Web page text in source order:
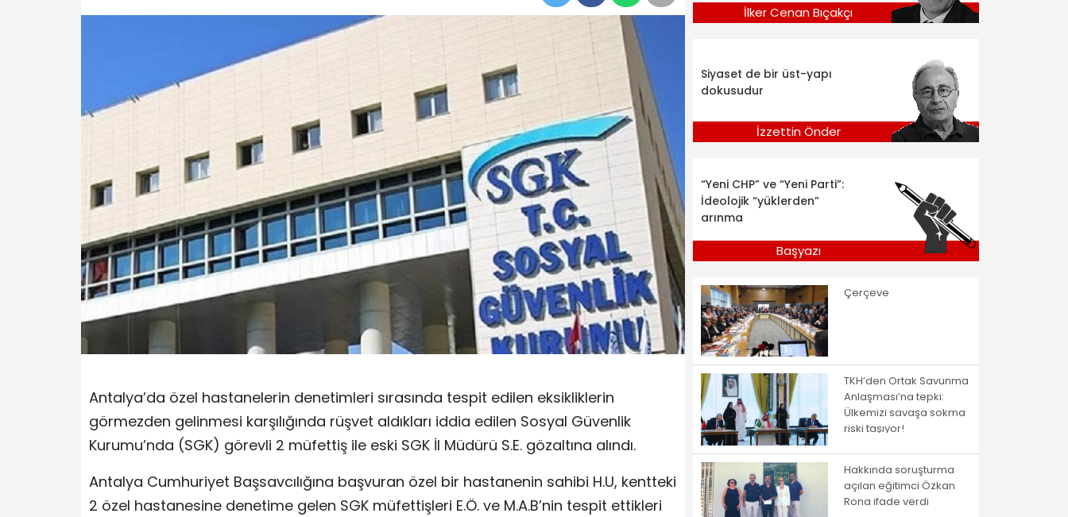
Antalya’da özel hastanelerin denetimleri sırasında tespit edilen eksikliklerin
görmezden gelinmesi karşılığında rüşvet aldıkları iddia edilen Sosyal Güvenlik
Kurumu’nda (SGK) görevli 2 müfettiş ile eski SGK İl Müdürü S.E. gözaltına alındı.
Antalya Cumhuriyet Başsavcılığına başvuran özel bir hastanenin sahibi H.U, kentteki
2 özel hastanesine denetime gelen SGK müfettişleri E.Ö. ve M.A.B’nin tespit ettikleri
İlker Cenan Bıçakçı
Siyaset de bir üst-yapı
dokusudur
İzzettin Önder
“Yeni CHP” ve “Yeni Parti”:
İdeolojik “yüklerden”
arınma
Başyazı
Çerçeve
TKH’den Ortak Savunma
Anlaşması’na tepki:
Ülkemizi savaşa sokma
riski taşıyor!
Hakkında soruşturma
açılan eğitimci Özkan
Rona ifade verdi